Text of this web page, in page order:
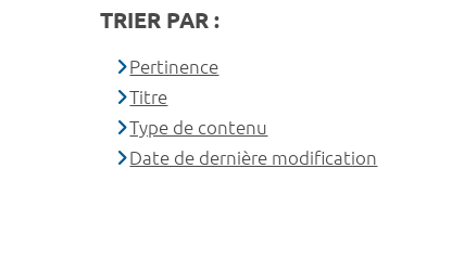
TRIER PAR :
Pertinence
Titre
Type de contenu
Date de dernière modification